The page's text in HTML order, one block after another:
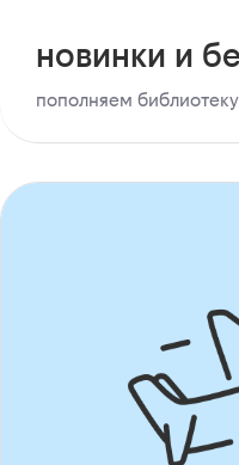
новинки и
пополняем